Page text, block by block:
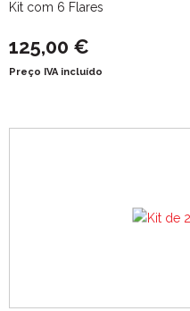
Kit com 6 Flares
125,00 €
Preço IVA incluído